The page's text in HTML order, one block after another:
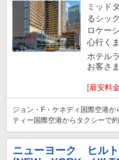
ミッド
るシッ
ロケー
心行く
ホテル
お客さ
[最安料
ジョン・F・ケネディ国際空港
ティー国際空港からタクシーで
ニューヨーク ヒル